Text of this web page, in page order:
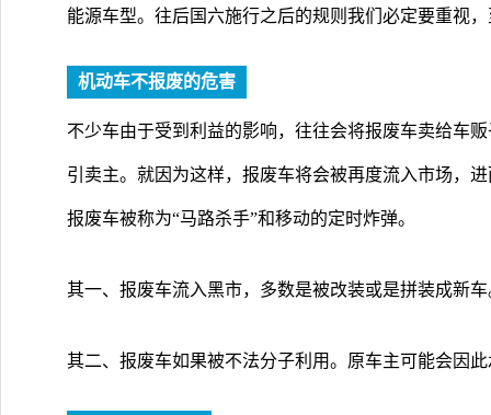
能源车型。往后国六施行之后的规则我们必定要重视
机动车不报废的危害
不少车由于受到利益的影响，往往会将报废车卖给车
引卖主。就因为这样，报废车将会被再度流入市场，
报废车被称为“马路杀手”和移动的定时炸弹。
其一、报废车流入黑市，多数是被改装或是拼装成新
其二、报废车如果被不法分子利用。原车主可能会因